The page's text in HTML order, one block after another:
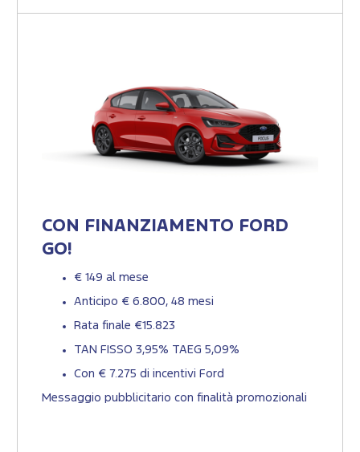
CON FINANZIAMENTO FORD
GO!
€ 149 al mese
Anticipo € 6.800, 48 mesi
Rata finale €15.823
TAN FISSO 3,95% TAEG 5,09%
Con € 7.275 di incentivi Ford
Messaggio pubblicitario con finalità promozionali